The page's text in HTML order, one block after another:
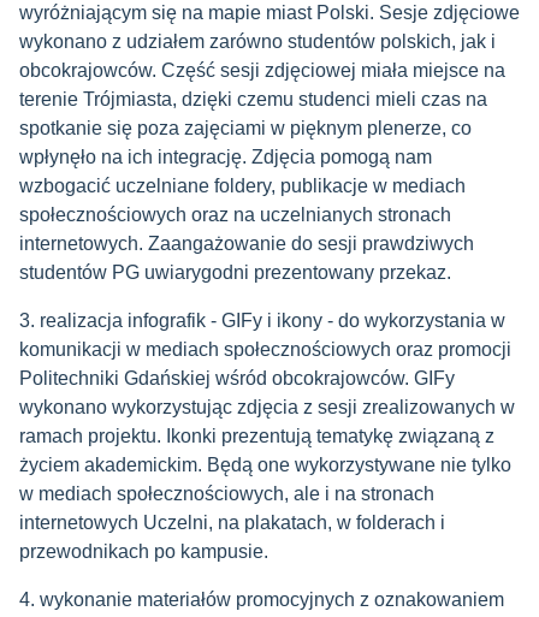
wyróżniającym się na mapie miast Polski. Sesje zdjęciowe
wykonano z udziałem zarówno studentów polskich, jak i
obcokrajowców. Część sesji zdjęciowej miała miejsce na
terenie Trójmiasta, dzięki czemu studenci mieli czas na
spotkanie się poza zajęciami w pięknym plenerze, co
wpłynęło na ich integrację. Zdjęcia pomogą nam
wzbogacić uczelniane foldery, publikacje w mediach
społecznościowych oraz na uczelnianych stronach
internetowych. Zaangażowanie do sesji prawdziwych
studentów PG uwiarygodni prezentowany przekaz.
3. realizacja infografik - GIFy i ikony - do wykorzystania w
komunikacji w mediach społecznościowych oraz promocji
Politechniki Gdańskiej wśród obcokrajowców. GIFy
wykonano wykorzystując zdjęcia z sesji zrealizowanych w
ramach projektu. Ikonki prezentują tematykę związaną z
życiem akademickim. Będą one wykorzystywane nie tylko
w mediach społecznościowych, ale i na stronach
internetowych Uczelni, na plakatach, w folderach i
przewodnikach po kampusie.
4. wykonanie materiałów promocyjnych z oznakowaniem